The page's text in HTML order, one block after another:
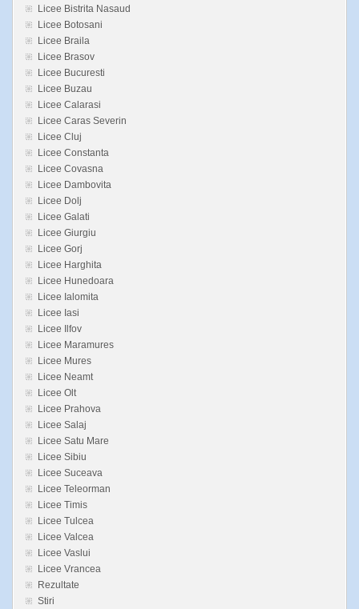
Licee Bistrita Nasaud
Licee Botosani
Licee Braila
Licee Brasov
Licee Bucuresti
Licee Buzau
Licee Calarasi
Licee Caras Severin
Licee Cluj
Licee Constanta
Licee Covasna
Licee Dambovita
Licee Dolj
Licee Galati
Licee Giurgiu
Licee Gorj
Licee Harghita
Licee Hunedoara
Licee Ialomita
Licee Iasi
Licee Ilfov
Licee Maramures
Licee Mures
Licee Neamt
Licee Olt
Licee Prahova
Licee Salaj
Licee Satu Mare
Licee Sibiu
Licee Suceava
Licee Teleorman
Licee Timis
Licee Tulcea
Licee Valcea
Licee Vaslui
Licee Vrancea
Rezultate
Stiri